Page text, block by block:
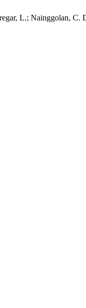
L.; Nainggolan,